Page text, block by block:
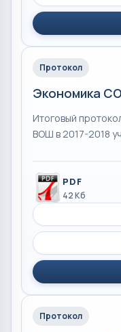
Протокол
Экономика
Итоговый
ВОШ в 2017-2018
PDF
42 Кб
Протокол